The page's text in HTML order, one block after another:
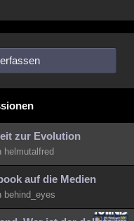
zur Evolution
helmutalfred
auf die Medien
behind_eyes